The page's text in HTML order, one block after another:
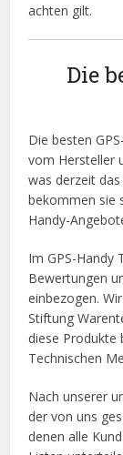
achten gilt.
Die
Die besten
vom Hersteller
was derzeit
bekommen sie
Handy-
Im GPS-Handy
Bewertungen
einbezogen.
Stiftung
diese Produkte
Technischen
Nach unserer
der von uns
denen alle